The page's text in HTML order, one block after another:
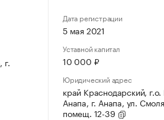
г.
Дата регистрации
5 мая 2021
Уставной капитал
10 000 ₽
Юридический адрес
край Краснодарский,
Анапа, г. Анапа, ул.
помещ. 12-39